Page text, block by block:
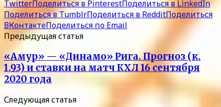
TwitterПоделиться в PinterestПоделиться в LinkedIn
Поделиться в TumblrПоделиться в RedditПоделиться
ВКонтактеПоделиться по Email
Предыдущая статья
«Амур» — «Динамо» Рига. Прогноз (к.
1.93) и ставки на матч КХЛ 16 сентября
2020 года
Следующая статья